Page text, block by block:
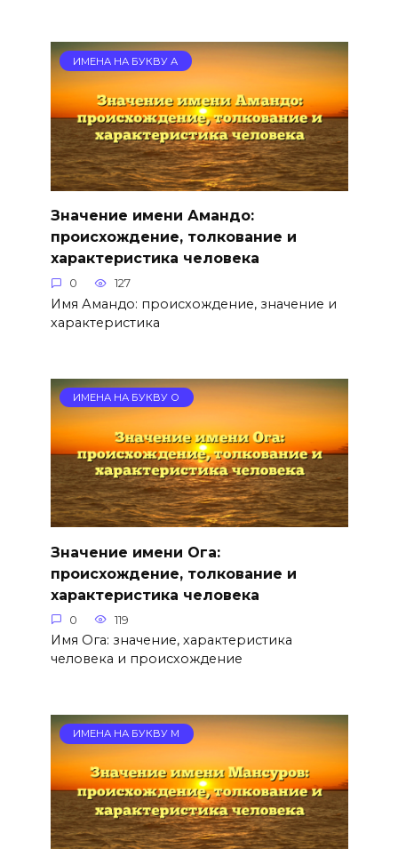
ИМЕНА НА БУКВУ А
Значение имени Амандо:
происхождение, толкование и
характеристика человека
0 127
Имя Амандо: происхождение, значение и
характеристика
ИМЕНА НА БУКВУ О
Значение имени Ога:
происхождение, толкование и
характеристика человека
0 119
Имя Ога: значение, характеристика
человека и происхождение
ИМЕНА НА БУКВУ М